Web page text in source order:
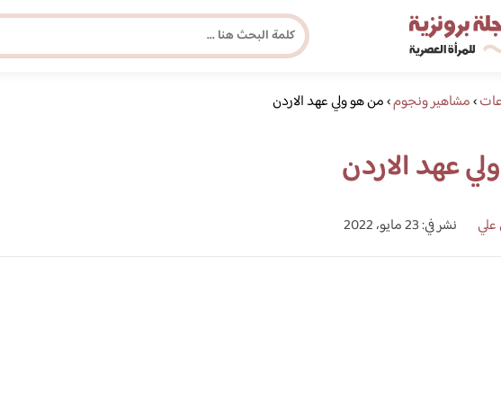
مجلة برونزية للفتاة العصرية ›مشاهير ونجوم›من هو ولي عهد الاردن
عهد الاردن
نشر في: 23 مايو، 2022